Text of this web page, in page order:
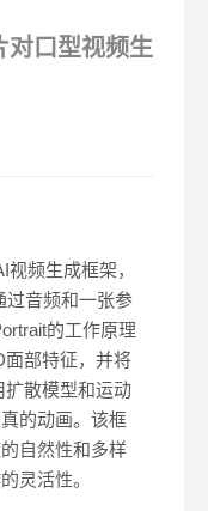
口型视频生
频生成框架，
过音频和一张参
的工作原理
面部特征，并将
扩散模型和运动
的动画。该框
自然性和多样
灵活性。